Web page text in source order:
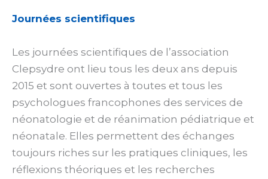
Journées scientifiques
Les journées scientifiques de l’association
Clepsydre ont lieu tous les deux ans depuis
2015 et sont ouvertes à toutes et tous les
psychologues francophones des services de
néonatologie et de réanimation pédiatrique et
néonatale. Elles permettent des échanges
toujours riches sur les pratiques cliniques, les
réflexions théoriques et les recherches